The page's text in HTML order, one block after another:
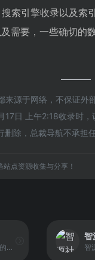
索引擎收录以及索
需要，一些确切的
来源于网络，不保证外
日 上午2:18收录时
除，总裁导航不承担任
点资源收集与分享！
ITeye 是一个面向开发者的技术学习与交流社区，内容覆盖 Java 编程、Web 框架、前端开发、敏捷方法、数据库、系统架构、测试与项目管理等多个领域。社区聚合技术文章、实践经验、讨论与资源分享，适合希望在技术深度与广度上持续提升的开发者。
智